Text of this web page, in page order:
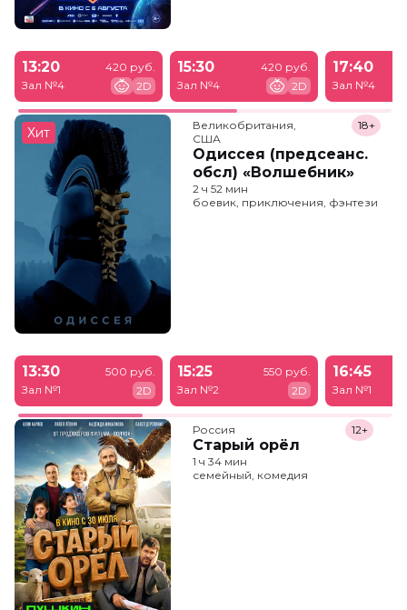
13:20
Зал №4
420 руб.
2D
15:30
Зал №4
420 руб.
2D
17:40
Зал №4
Хит
Великобритания,
США
Одиссея (предсеанс.
обсл) «Волшебник»
18+
2 ч 52 мин
боевик, приключения, фэнтези
13:30
Зал №1
500 руб.
2D
15:25
Зал №2
550 руб.
2D
16:45
Зал №1
Россия
Старый орёл
12+
1 ч 34 мин
семейный, комедия